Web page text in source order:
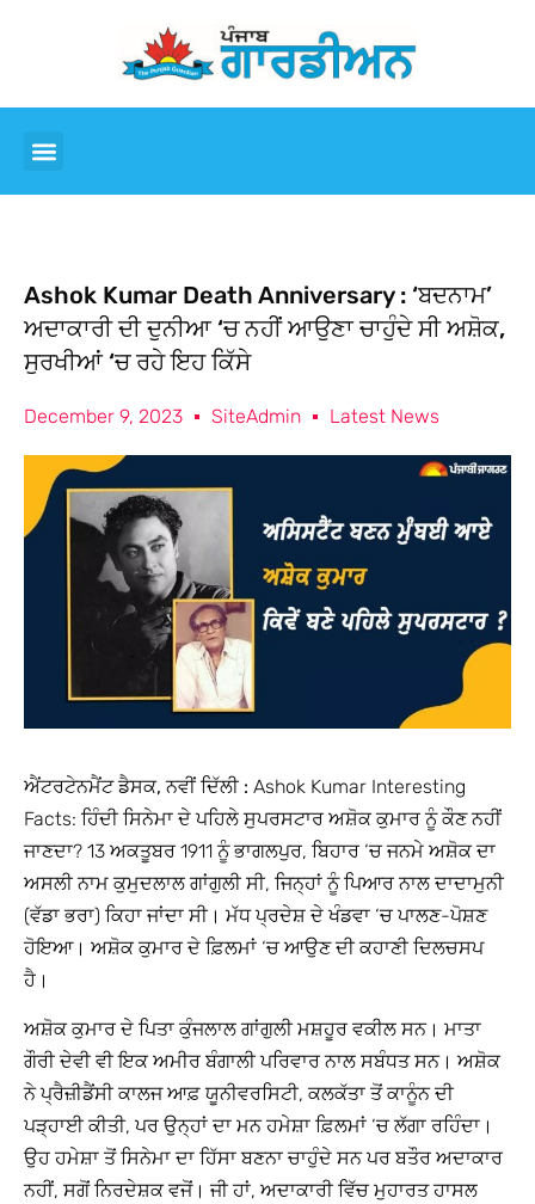
Ashok Kumar Death Anniversary : ‘ਬਦਨਾਮ’
ਅਦਾਕਾਰੀ ਦੀ ਦੁਨੀਆ ‘ਚ ਨਹੀਂ ਆਉਣਾ ਚਾਹੁੰਦੇ ਸੀ ਅਸ਼ੋਕ,
ਸੁਰਖੀਆਂ ‘ਚ ਰਹੇ ਇਹ ਕਿੱਸੇ
December 9, 2023 SiteAdmin Latest News
ਐਂਟਰਟੇਨਮੈਂਟ ਡੈਸਕ, ਨਵੀਂ ਦਿੱਲੀ : Ashok Kumar Interesting
Facts: ਹਿੰਦੀ ਸਿਨੇਮਾ ਦੇ ਪਹਿਲੇ ਸੁਪਰਸਟਾਰ ਅਸ਼ੋਕ ਕੁਮਾਰ ਨੂੰ ਕੌਣ ਨਹੀਂ
ਜਾਣਦਾ? 13 ਅਕਤੂਬਰ 1911 ਨੂੰ ਭਾਗਲਪੁਰ, ਬਿਹਾਰ ‘ਚ ਜਨਮੇ ਅਸ਼ੋਕ ਦਾ
ਅਸਲੀ ਨਾਮ ਕੁਮੁਦਲਾਲ ਗਾਂਗੁਲੀ ਸੀ, ਜਿਨ੍ਹਾਂ ਨੂੰ ਪਿਆਰ ਨਾਲ ਦਾਦਾਮੁਨੀ
(ਵੱਡਾ ਭਰਾ) ਕਿਹਾ ਜਾਂਦਾ ਸੀ। ਮੱਧ ਪ੍ਰਦੇਸ਼ ਦੇ ਖੰਡਵਾ ‘ਚ ਪਾਲਣ-ਪੋਸ਼ਣ
ਹੋਇਆ। ਅਸ਼ੋਕ ਕੁਮਾਰ ਦੇ ਫ਼ਿਲਮਾਂ ‘ਚ ਆਉਣ ਦੀ ਕਹਾਣੀ ਦਿਲਚਸਪ
ਹੈ।
ਅਸ਼ੋਕ ਕੁਮਾਰ ਦੇ ਪਿਤਾ ਕੁੰਜਲਾਲ ਗਾਂਗੁਲੀ ਮਸ਼ਹੂਰ ਵਕੀਲ ਸਨ। ਮਾਤਾ
ਗੌਰੀ ਦੇਵੀ ਵੀ ਇਕ ਅਮੀਰ ਬੰਗਾਲੀ ਪਰਿਵਾਰ ਨਾਲ ਸਬੰਧਤ ਸਨ। ਅਸ਼ੋਕ
ਨੇ ਪ੍ਰੈਜ਼ੀਡੈਂਸੀ ਕਾਲਜ ਆਫ਼ ਯੂਨੀਵਰਸਿਟੀ, ਕਲਕੱਤਾ ਤੋਂ ਕਾਨੂੰਨ ਦੀ
ਪੜ੍ਹਾਈ ਕੀਤੀ, ਪਰ ਉਨ੍ਹਾਂ ਦਾ ਮਨ ਹਮੇਸ਼ਾ ਫ਼ਿਲਮਾਂ ‘ਚ ਲੱਗਾ ਰਹਿੰਦਾ।
ਉਹ ਹਮੇਸ਼ਾ ਤੋਂ ਸਿਨੇਮਾ ਦਾ ਹਿੱਸਾ ਬਣਨਾ ਚਾਹੁੰਦੇ ਸਨ ਪਰ ਬਤੌਰ ਅਦਾਕਾਰ
ਨਹੀਂ, ਸਗੋਂ ਨਿਰਦੇਸ਼ਕ ਵਜੋਂ। ਜੀ ਹਾਂ, ਅਦਾਕਾਰੀ ਵਿੱਚ ਮੁਹਾਰਤ ਹਾਸਲ